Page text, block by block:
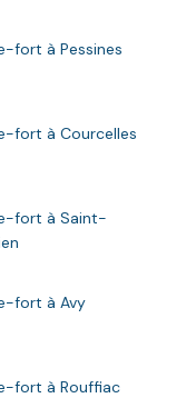
fort à Pessines
fort à Courcelles
fort à Saint-
fort à Avy
fort à Rouffiac